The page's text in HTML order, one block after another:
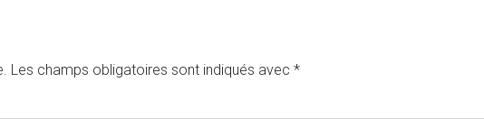
Les champs obligatoires sont indiqués avec *